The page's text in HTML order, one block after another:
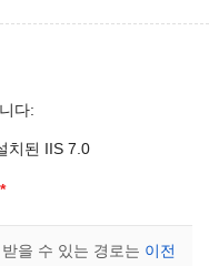
다:
치된 IIS 7.0
*
을 수 있는 경로는 이전